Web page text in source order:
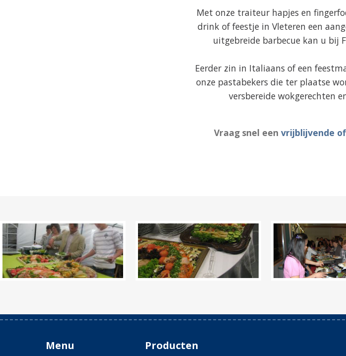
Met onze traiteur hapjes en
drink of feestje in Vleteren een
uitgebreide barbecue kan u bij
Eerder zin in Italiaans of een
onze pastabekers die ter plaatse
versbereide wokgerechten
Vraag snel een vrijblijvende
Menu Producten